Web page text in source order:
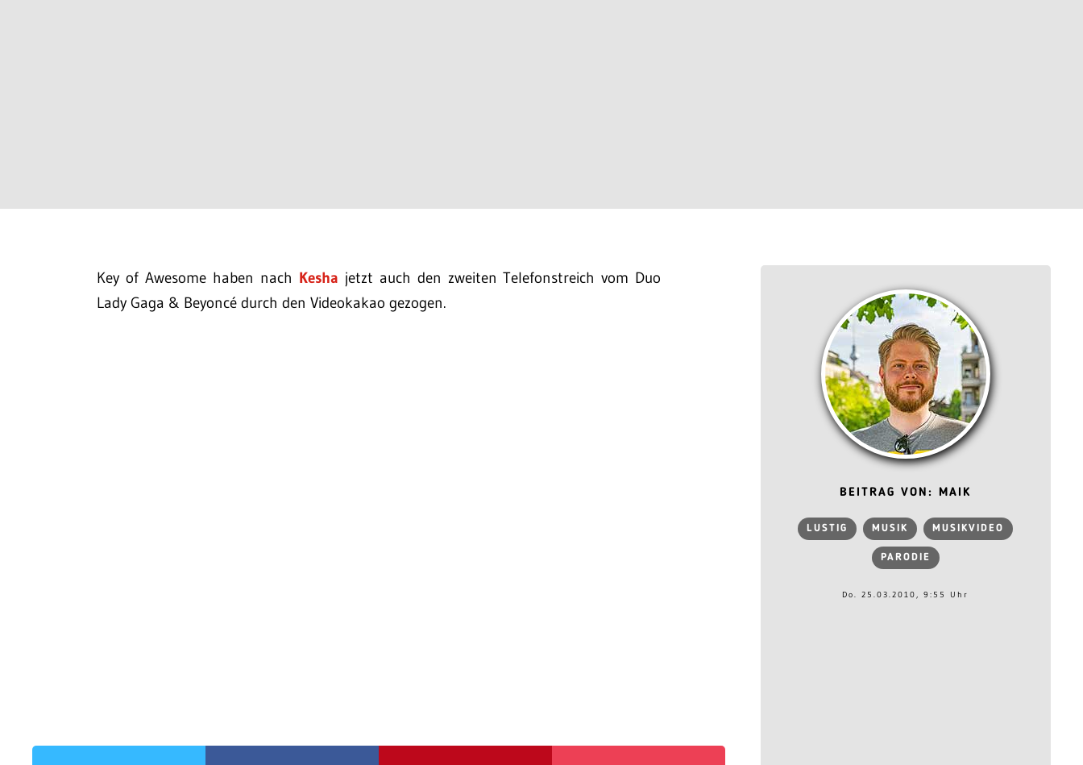
Key of Awesome haben nach Kesha jetzt auch den zweiten Telefonstreich vom Duo
Lady Gaga & Beyoncé durch den Videokakao gezogen.
BEITRAG VON: MAIK
LUSTIG MUSIK MUSIKVIDEO
PARODIE
Do. 25.03.2010, 9:55 Uhr